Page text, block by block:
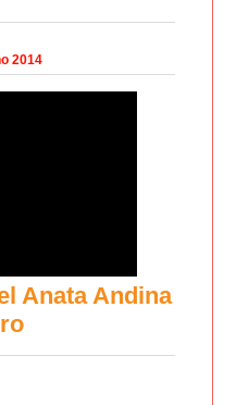
2014
Anata Andina